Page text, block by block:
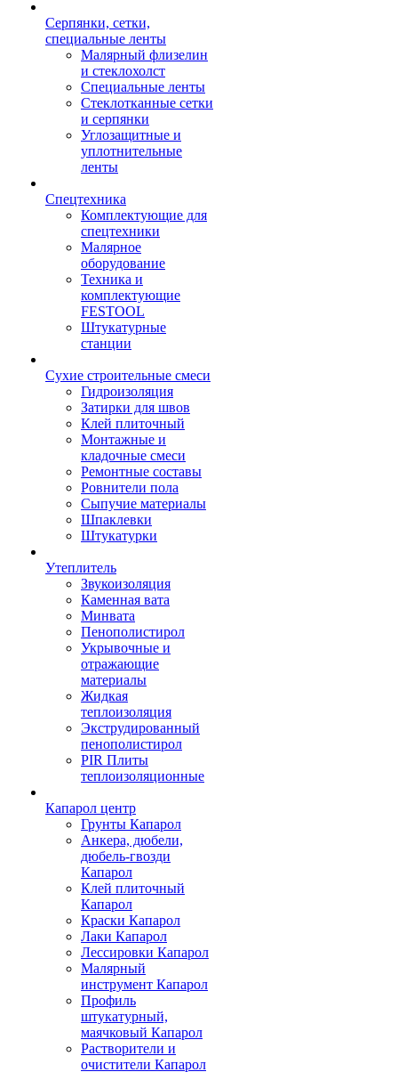
Серпянки, сетки,
специальные ленты
Малярный флизелин
и стеклохолст
Специальные ленты
Стеклотканные сетки
и серпянки
Углозащитные и
уплотнительные
ленты
Спецтехника
Комплектующие для
спецтехники
Малярное
оборудование
Техника и
комплектующие
FESTOOL
Штукатурные
станции
Сухие строительные смеси
Гидроизоляция
Затирки для швов
Клей плиточный
Монтажные и
кладочные смеси
Ремонтные составы
Ровнители пола
Сыпучие материалы
Шпаклевки
Штукатурки
Утеплитель
Звукоизоляция
Каменная вата
Минвата
Пенополистирол
Укрывочные и
отражающие
материалы
Жидкая
теплоизоляция
Экструдированный
пенополистирол
PIR Плиты
теплоизоляционные
Капарол центр
Грунты Капарол
Анкера, дюбели,
дюбель-гвозди
Капарол
Клей плиточный
Капарол
Краски Капарол
Лаки Капарол
Лессировки Капарол
Малярный
инструмент Капарол
Профиль
штукатурный,
маячковый Капарол
Растворители и
очистители Капарол